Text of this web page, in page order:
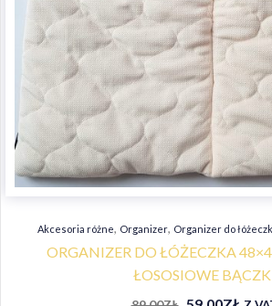
Akcesoria różne, Organizer, Organizer do
ORGANIZER DO ŁÓŻECZKA
ŁOSOSIOWE